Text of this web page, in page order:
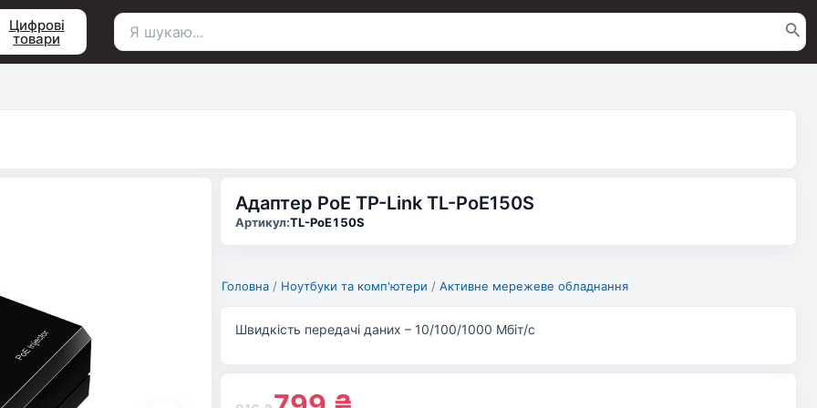
Цифрові
товари
Пошук
Адаптер PoE TP-Link TL-PoE150S
Артикул:TL-PoE150S
Головна / Ноутбуки та комп'ютери / Активне мережеве обладнання
Швидкість передачі даних – 10/100/1000 Мбіт/с